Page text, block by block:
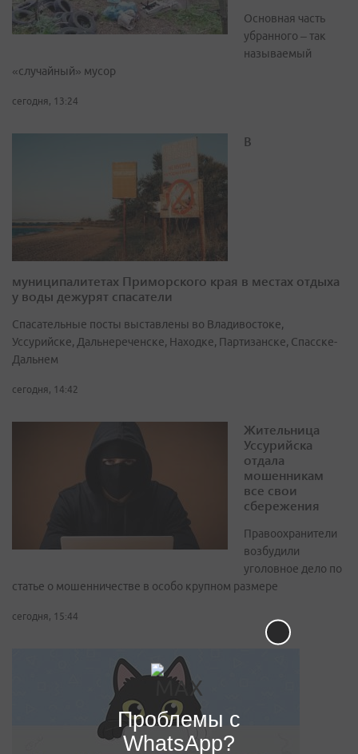
Основная часть
убранного – так
называемый
«случайный» мусор
сегодня, 13:24
В
муниципалитетах Приморского края в местах отдыха
у воды дежурят спасатели
Спасательные посты выставлены во Владивостоке,
Уссурийске, Дальнереченске, Находке, Партизанске, Спасске-
Дальнем
сегодня, 14:42
Жительница
Уссурийска
отдала
мошенникам
все свои
сбережения
Правоохранители
возбудили
уголовное дело по
статье о мошенничестве в особо крупном размере
сегодня, 15:44
Проблемы с
WhatsApp?